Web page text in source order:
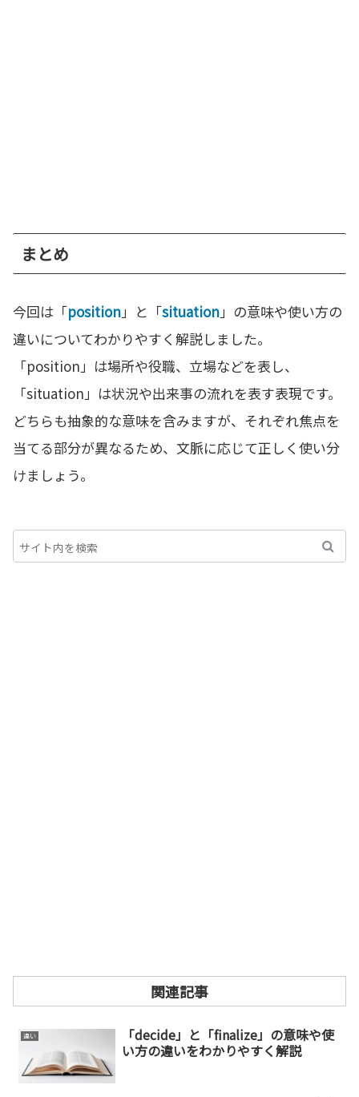
まとめ
今回は「position」と「situation」の意味や使い方の
違いについてわかりやすく解説しました。
「position」は場所や役職、立場などを表し、
「situation」は状況や出来事の流れを表す表現です。
どちらも抽象的な意味を含みますが、それぞれ焦点を
当てる部分が異なるため、文脈に応じて正しく使い分
けましょう。
関連記事
違い
「decide」と「finalize」の意味や使
い方の違いをわかりやすく解説